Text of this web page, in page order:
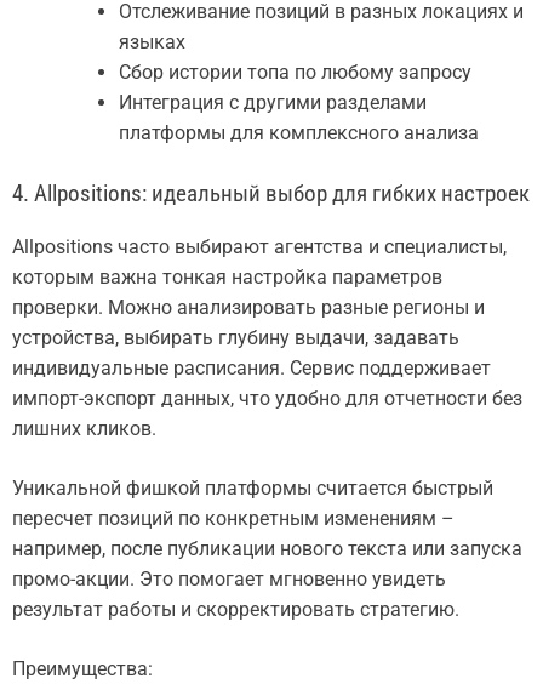
Отслеживание позиций в разных локациях и
языках
Сбор истории топа по любому запросу
Интеграция с другими разделами
платформы для комплексного анализа
4. Allpositions: идеальный выбор для гибких настроек
Allpositions часто выбирают агентства и специалисты,
которым важна тонкая настройка параметров
проверки. Можно анализировать разные регионы и
устройства, выбирать глубину выдачи, задавать
индивидуальные расписания. Сервис поддерживает
импорт-экспорт данных, что удобно для отчетности без
лишних кликов.
Уникальной фишкой платформы считается быстрый
пересчет позиций по конкретным изменениям –
например, после публикации нового текста или запуска
промо-акции. Это помогает мгновенно увидеть
результат работы и скорректировать стратегию.
Преимущества: